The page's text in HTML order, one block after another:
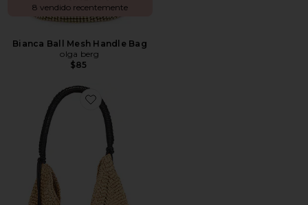
8 vendido recentemente
Bianca Ball Mesh Handle Bag
olga berg
$85
Favorite Lg Straw Pouchette Bag: Seasonal